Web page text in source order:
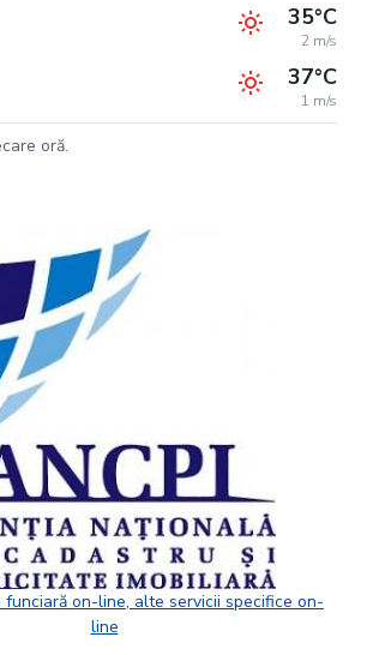
35°C
2 m/s
37°C
1 m/s
oră.
on-line, alte servicii specifice on-
line